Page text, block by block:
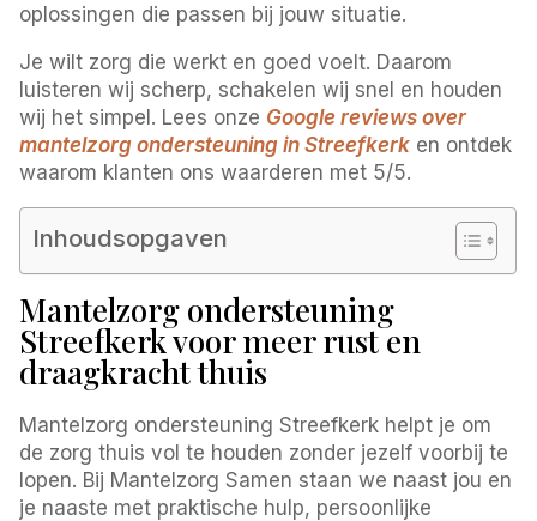
oplossingen die passen bij jouw situatie.
Je wilt zorg die werkt en goed voelt. Daarom
luisteren wij scherp, schakelen wij snel en houden
wij het simpel. Lees onze Google reviews over
mantelzorg ondersteuning in Streefkerk en ontdek
waarom klanten ons waarderen met 5/5.
Inhoudsopgaven
Mantelzorg ondersteuning
Streefkerk voor meer rust en
draagkracht thuis
Mantelzorg ondersteuning Streefkerk helpt je om
de zorg thuis vol te houden zonder jezelf voorbij te
lopen. Bij Mantelzorg Samen staan we naast jou en
je naaste met praktische hulp, persoonlijke